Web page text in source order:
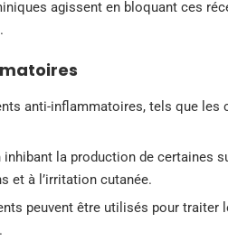
agissent en bloquant ces
anti-inflammatoires, tels que
inhibant la production de certaines
et à l’irritation cutanée.
peuvent être utilisés pour